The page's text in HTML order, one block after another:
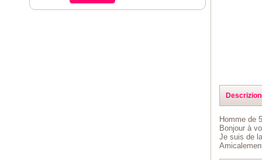
Homme de
Bonjour à
Je suis de